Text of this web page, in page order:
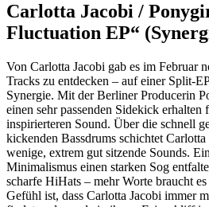
Carlotta Jacobi /
Fluctuation EP“
Von Carlotta Jacobi gab es im Februar
Tracks zu entdecken – auf einer Split-
Synergie. Mit der Berliner Producerin
einen sehr passenden Sidekick
inspirierteren Sound. Über die schnell
kickenden Bassdrums schichtet
wenige, extrem gut sitzende Sounds.
Minimalismus einen starken Sog
scharfe HiHats – mehr Worte braucht
Gefühl ist, dass Carlotta Jacobi immer